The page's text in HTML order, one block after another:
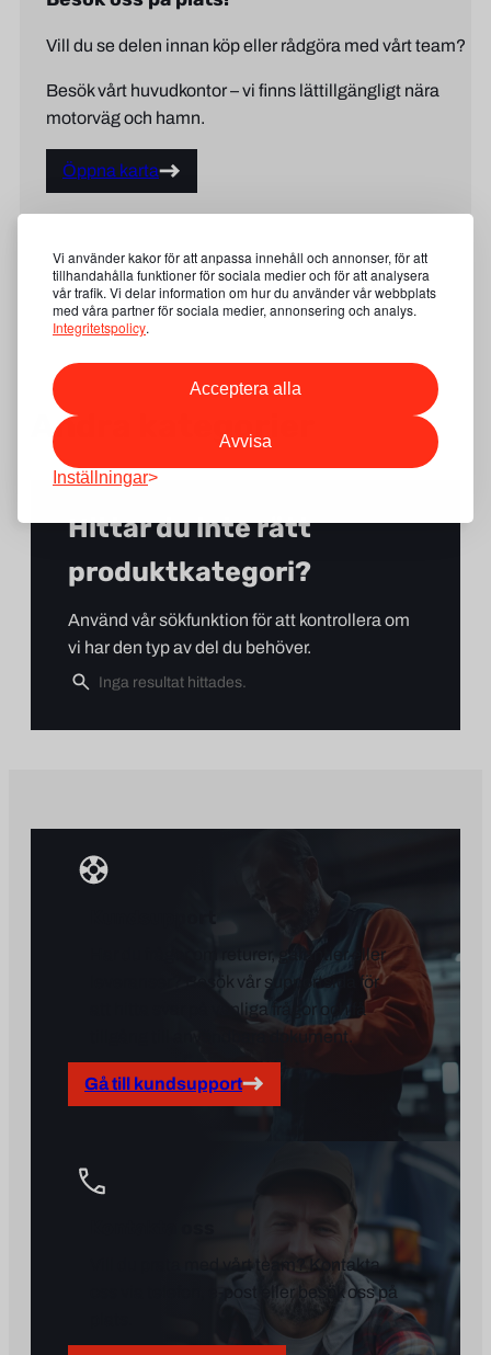
Vi använder kakor för att anpassa innehåll och annonser, för att
tillhandahålla funktioner för sociala medier och för att analysera
vår trafik. Vi delar information om hur du använder vår webbplats
med våra partner för sociala medier, annonsering och analys.
Integritetspolicy.
Acceptera alla
Avvisa
Inställningar
Vill du se delen innan köp eller rådgöra med vårt team?
Besök vårt huvudkontor – vi finns lättillgängligt nära
motorväg och hamn.
Öppna karta
Visa våra produktkategorier
Andra kategorier
Hittar du inte rätt
produktkategori?
Använd vår sökfunktion för att kontrollera om
vi har den typ av del du behöver.
Har du frågor om returer, garantier eller
leveranser? Besök vår supportsida för
att hitta svar på vanliga frågor och få
tillgång till användbara dokument.
Gå till kundsupport
Vill du prata med vårt team? Kontakta
oss via telefon, e-post eller besök oss på